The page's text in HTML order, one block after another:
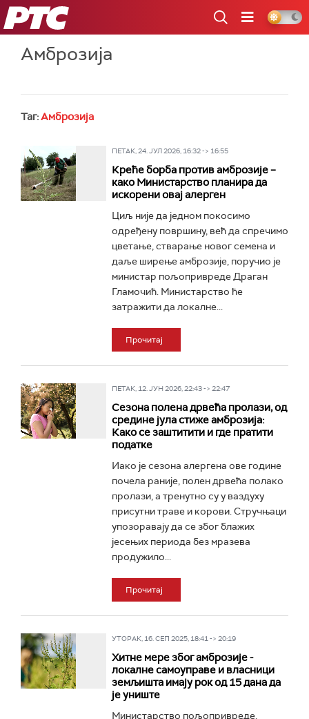
РТС
Амброзија
Таг:Амброзија
ПЕТАК, 24. ЈУЛ 2026, 16:32 -> 16:55
Креће борба против амброзије –
како Министарство планира да
искорени овај алерген
Циљ није да једном покосимо
одређену површину, већ да спречимо
цветање, стварање новог семена и
даље ширење амброзије, поручио је
министар пољопривреде Драган
Гламочић. Министарство ће
затражити да локалне...
Прочитај
ПЕТАК, 12. ЈУН 2026, 22:43 -> 22:47
Сезона полена дрвећа пролази, од
средине јула стиже амброзија:
Како се заштитити и где пратити
податке
Иако је сезона алергена ове године
почела раније, полен дрвећа полако
пролази, а тренутно су у ваздуху
присутни траве и корови. Стручњаци
упозоравају да се због блажих
јесењих периода без мразева
продужило...
Прочитај
УТОРАК, 16. СЕП 2025, 18:41 -> 20:19
Хитне мере због амброзије -
локалне самоуправе и власници
земљишта имају рок од 15 дана да
је униште
Министарство пољопривреде,